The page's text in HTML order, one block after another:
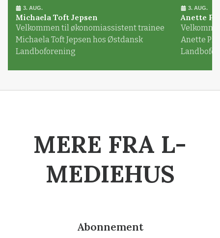
3. AUG.
Michaela Toft Jepsen
Velkommen til økonomiassistent trainee
Michaela Toft Jepsen hos Østdansk
Landboforening
3. AUG.
Anette
Anette
MERE FRA L-
MEDIEHUS
Abonnement